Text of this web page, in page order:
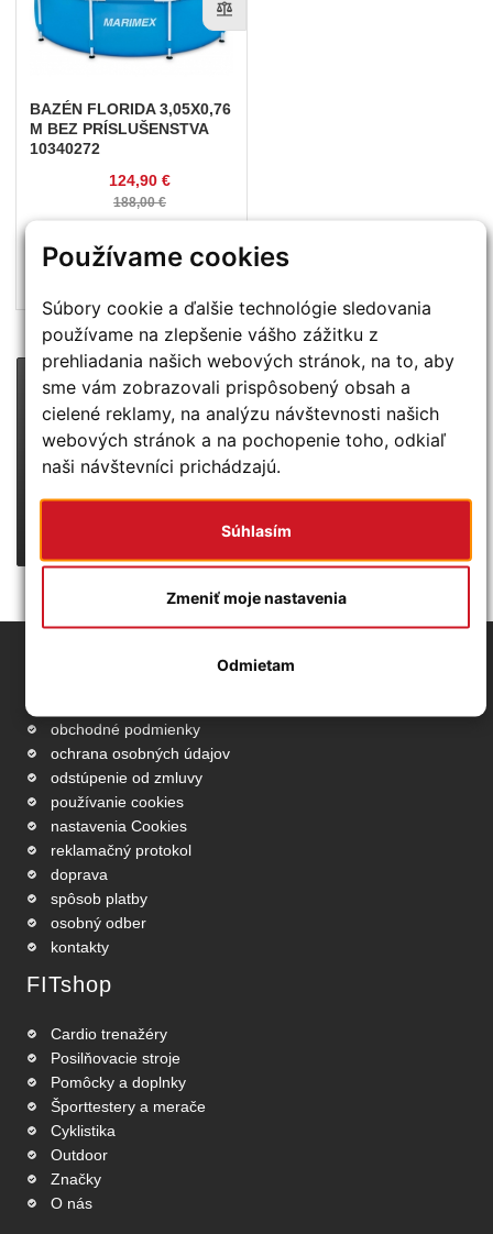
Používame cookies
Súbory cookie a ďalšie technológie sledovania
používame na zlepšenie vášho zážitku z
prehliadania našich webových stránok, na to, aby
sme vám zobrazovali prispôsobený obsah a
cielené reklamy, na analýzu návštevnosti našich
webových stránok a na pochopenie toho, odkiaľ
naši návštevníci prichádzajú.
Súhlasím
Odmietam
Zmeniť moje nastavenia
BAZÉN FLORIDA 3,05X0,76
M BEZ PRÍSLUŠENSTVA
10340272
124,90 €
188,00 €
PRIPRAVUJEME
CENOVÉ BOMBY :-)
POZOR: táto ponuka platí len pre vybraných zákazníkov!
obchodné podmienky
ochrana osobných údajov
odstúpenie od zmluvy
používanie cookies
nastavenia Cookies
reklamačný protokol
doprava
spôsob platby
osobný odber
kontakty
FITshop
Cardio trenažéry
Posilňovacie stroje
Pomôcky a doplnky
Športtestery a merače
Cyklistika
Outdoor
Značky
O nás